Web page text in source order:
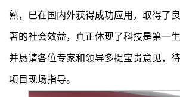
熟，已在国内外获得成功应用，取得了
著的社会效益，真正体现了科技是第一
并恳请各位专家和领导多提宝贵意见，
项目现场指导。